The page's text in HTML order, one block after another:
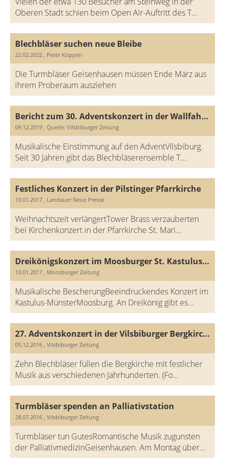
Oberen Stadt schien beim Open Air-Auftritt des T...
Blechbläser suchen neue Bleibe
22.02.2022 , Peter Köppen
Die Turmbläser Geisenhausen müssen Ende März aus
ihrem Proberaum ausziehen
Bericht zum 30. Adventskonzert in der Wallfahrtskirche Maria Hilf Vilsbiburg.
09.12.2019 , Quelle: Vilsbiburger Zeitung
Musikalische Einstimmung auf den AdventVilsbiburg.
Seit 30 Jahren gibt das Blechbläserensemble T...
Festliches Konzert in der Pilstinger Pfarrkirche
10.01.2017 , Landauer Neue Presse
Weihnachtszeit verlängertTower Brass verzauberten
bei Kirchenkonzert in der Pfarrkirche St. Mari...
Dreikönigskonzert im Moosburger St. Kastulus Münster
10.01.2017 , Moosburger Zeitung
Musikalische BescherungBeeindruckendes Konzert im
Kastulus-MünsterMoosburg. An Dreikönig gibt es...
27. Adventskonzert in der Vilsbiburger Bergkirche
05.12.2016 , Vilsbiburger Zeitung
Zehn Blechbläser füllen die Bergkirche mit festlicher
Musik aus verschiedenen Jahrhunderten. (Fo...
Turmbläser spenden an Palliativstation
28.07.2016 , Vilsbiburger Zeitung
Turmbläser tun GutesRomantische Musik zugunsten
der PalliativmedizinGeisenhausen. Am Montag über...